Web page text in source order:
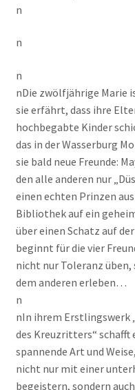
n
n
n
nDie zwölfjährige Marie
sie erfährt, dass ihre
hochbegabte Kinder
das in der Wasserburg
sie bald neue Freunde:
den alle anderen nur
einen echten Prinzen
Bibliothek auf ein
über einen Schatz auf
beginnt für die vier
nicht nur Toleranz üben,
dem anderen erleben…
n
nIn ihrem Erstlingswerk
des Kreuzritters“ schafft
spannende Art und
nicht nur mit einer
begeistern, sondern